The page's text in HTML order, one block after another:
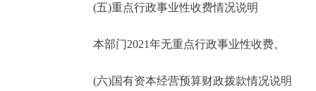
(五)重点行政事业性收费情况说明
本部门2021年无重点行政事业性收费。
(六)国有资本经营预算财政拨款情况说明